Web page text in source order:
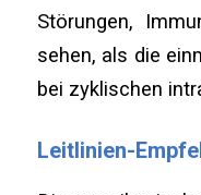
Störungen,
sehen, als die
bei zyklischen
Leitlinien-